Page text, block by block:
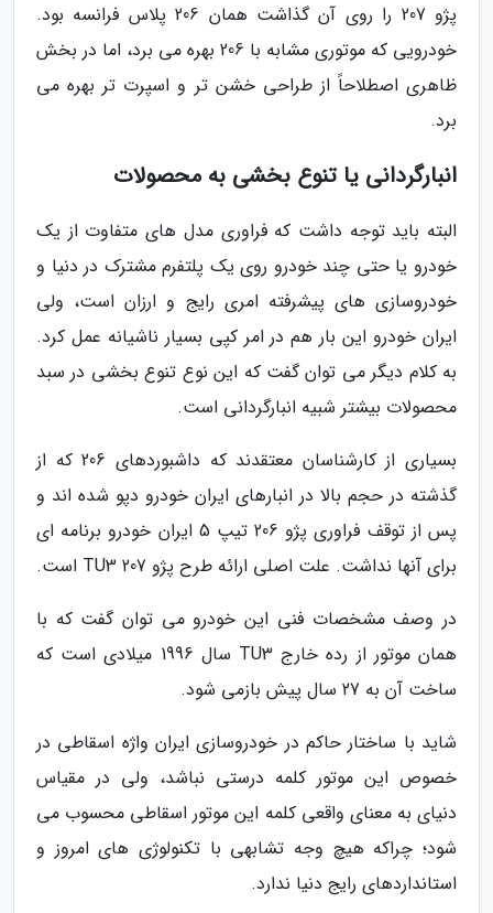
پژو 207 را روی آن گذاشت همان 206 پلاس فرانسه بود.
خودرویی که موتوری مشابه با 206 بهره می برد، اما در بخش
ظاهری اصطلاحاً از طراحی خشن تر و اسپرت تر بهره می
برد.
انبارگردانی یا تنوع بخشی به محصولات
البته باید توجه داشت که فراوری مدل های متفاوت از یک
خودرو یا حتی چند خودرو روی یک پلتفرم مشترک در دنیا و
خودروسازی های پیشرفته امری رایج و ارزان است، ولی
ایران خودرو این بار هم در امر کپی بسیار ناشیانه عمل کرد.
به کلام دیگر می توان گفت که این نوع تنوع بخشی در سبد
محصولات بیشتر شبیه انبارگردانی است.
بسیاری از کارشناسان معتقدند که داشبوردهای 206 که از
گذشته در حجم بالا در انبارهای ایران خودرو دپو شده اند و
پس از توقف فراوری پژو 206 تیپ 5 ایران خودرو برنامه ای
برای آنها نداشت. علت اصلی ارائه طرح پژو 207 TU3 است.
در وصف مشخصات فنی این خودرو می توان گفت که با
همان موتور از رده خارج TU3 سال 1996 میلادی است که
ساخت آن به 27 سال پیش بازمی شود.
شاید با ساختار حاکم در خودروسازی ایران واژه اسقاطی در
خصوص این موتور کلمه درستی نباشد، ولی در مقیاس
دنیای به معنای واقعی کلمه این موتور اسقاطی محسوب می
شود؛ چراکه هیچ وجه تشابهی با تکنولوژی های امروز و
استانداردهای رایج دنیا ندارد.